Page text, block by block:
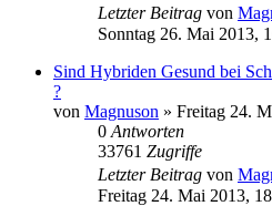
Letzter Beitrag von
Sonntag 26. Mai 2013,
Sind Hybriden Gesund bei
?
von Magnuson » Freitag 24.
0 Antworten
33761 Zugriffe
Letzter Beitrag von
Freitag 24. Mai 2013,